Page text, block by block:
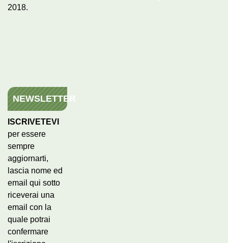
2018.
NEWSLETTER
ISCRIVETEVI
per essere
sempre
aggiornarti,
lascia nome ed
email qui sotto
riceverai una
email con la
quale potrai
confermare